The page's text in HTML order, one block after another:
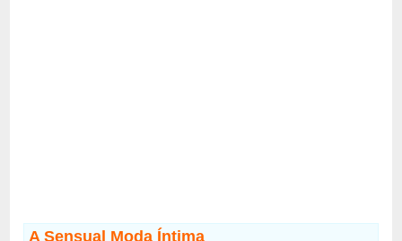
A Sensual Moda Íntima